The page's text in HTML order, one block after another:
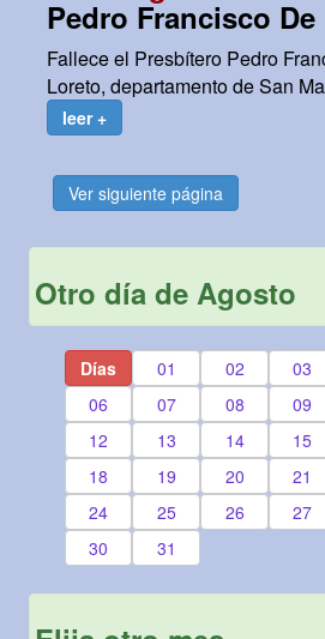
Pedro Francisco De
Fallece el Presbítero Pedro
Loreto, departamento de San
leer +
Ver siguiente página
Otro día de Agosto
Días 01 02 03
06
07 08 09
12
13 14 15
18
19 20 21
24
25 26 27
30
31